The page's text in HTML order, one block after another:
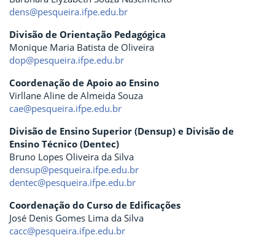
dens@pesqueira.ifpe.edu.br
Divisão de Orientação Pedagógica
Monique Maria Batista de Oliveira
dop@pesqueira.ifpe.edu.br
Coordenação de Apoio ao Ensino
Virllane Aline de Almeida Souza
cae@pesqueira.ifpe.edu.br
Divisão de Ensino Superior (Densup) e Divisão de
Ensino Técnico (Dentec)
Bruno Lopes Oliveira da Silva
densup@pesqueira.ifpe.edu.br
dentec@pesqueira.ifpe.edu.br
Coordenação do Curso de Edificações
José Denis Gomes Lima da Silva
cacc@pesqueira.ifpe.edu.br